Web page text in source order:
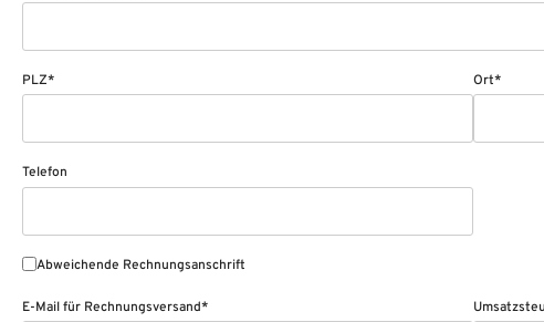
PLZ* Ort*
Telefon
Abweichende Rechnungsanschrift
E-Mail für Rechnungsversand*